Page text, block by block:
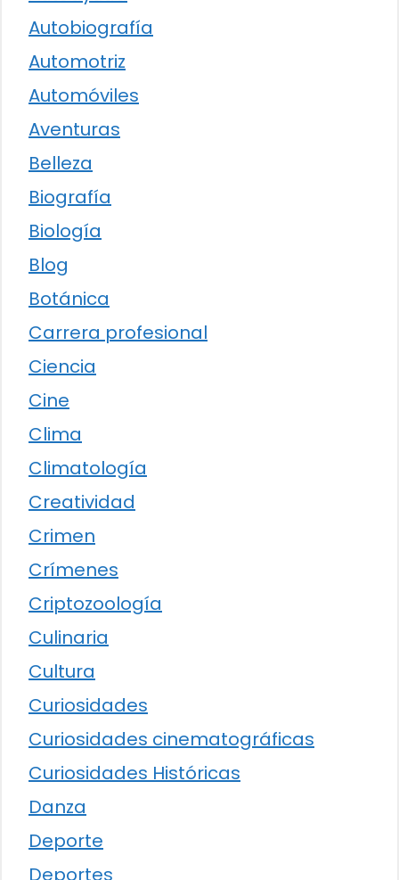
Autobiografía
Automotriz
Automóviles
Aventuras
Belleza
Biografía
Biología
Blog
Botánica
Carrera profesional
Ciencia
Cine
Clima
Climatología
Creatividad
Crimen
Crímenes
Criptozoología
Culinaria
Cultura
Curiosidades
Curiosidades cinematográficas
Curiosidades Históricas
Danza
Deporte
Deportes